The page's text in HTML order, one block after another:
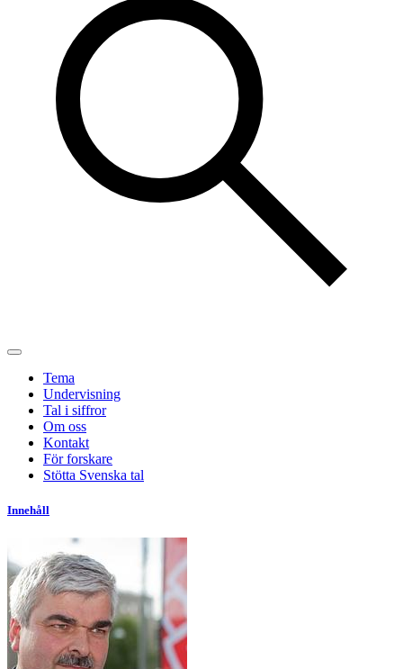
Tema
Undervisning
Tal i siffror
Om oss
Kontakt
För forskare
Stötta Svenska tal
Innehåll